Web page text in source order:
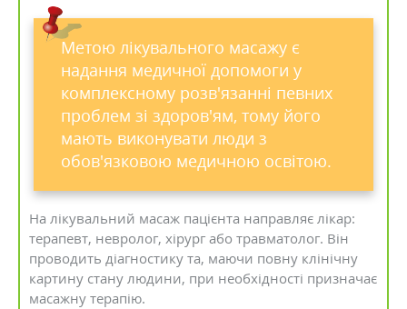
Метою лікувального масажу є
надання медичної допомоги у
комплексному розв'язанні певних
проблем зі здоров'ям, тому його
мають виконувати люди з
обов'язковою медичною освітою.
На лікувальний масаж пацієнта направляє лікар:
терапевт, невролог, хірург або травматолог. Він
проводить діагностику та, маючи повну клінічну
картину стану людини, при необхідності призначає
масажну терапію.